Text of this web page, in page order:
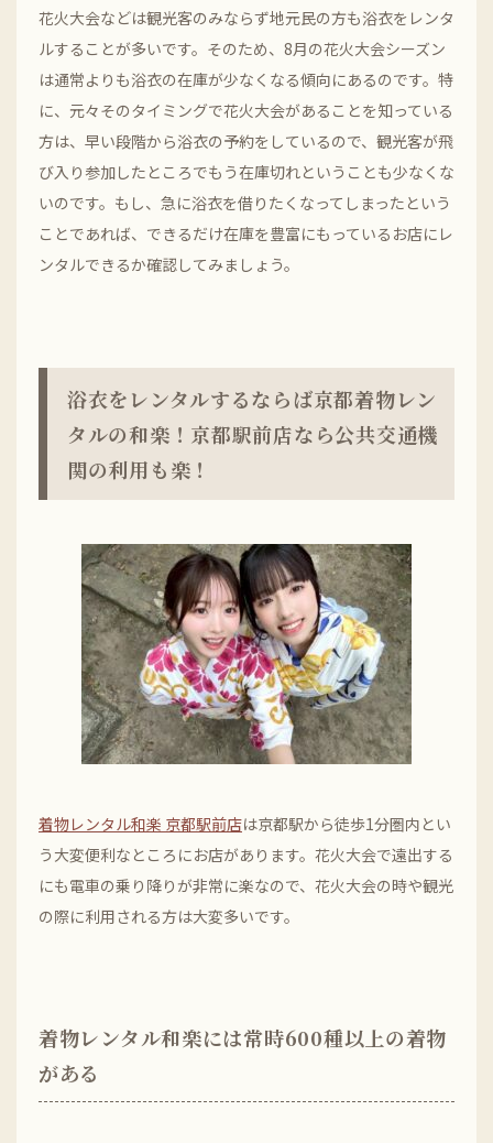
花火大会などは観光客のみならず地元民の方も浴衣をレンタ
ルすることが多いです。そのため、8月の花火大会シーズン
は通常よりも浴衣の在庫が少なくなる傾向にあるのです。特
に、元々そのタイミングで花火大会があることを知っている
方は、早い段階から浴衣の予約をしているので、観光客が飛
び入り参加したところでもう在庫切れということも少なくな
いのです。もし、急に浴衣を借りたくなってしまったという
ことであれば、できるだけ在庫を豊富にもっているお店にレ
ンタルできるか確認してみましょう。
浴衣をレンタルするならば京都着物レン
タルの和楽！京都駅前店なら公共交通機
関の利用も楽！
着物レンタル和楽 京都駅前店は京都駅から徒歩1分圏内とい
う大変便利なところにお店があります。花火大会で遠出する
にも電車の乗り降りが非常に楽なので、花火大会の時や観光
の際に利用される方は大変多いです。
着物レンタル和楽には常時600種以上の着物
がある